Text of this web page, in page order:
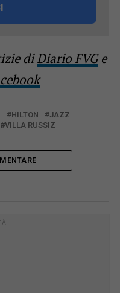
diDiario FVGe
HILTON
JAZZ
VILLA RUSSIZ